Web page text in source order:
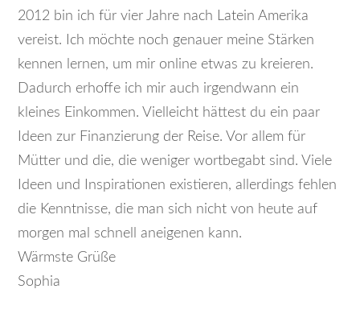
2012 bin ich für vier Jahre nach Latein Amerika
vereist. Ich möchte noch genauer meine Stärken
kennen lernen, um mir online etwas zu kreieren.
Dadurch erhoffe ich mir auch irgendwann ein
kleines Einkommen. Vielleicht hättest du ein paar
Ideen zur Finanzierung der Reise. Vor allem für
Mütter und die, die weniger wortbegabt sind. Viele
Ideen und Inspirationen existieren, allerdings fehlen
die Kenntnisse, die man sich nicht von heute auf
morgen mal schnell aneigenen kann.
Wärmste Grüße
Sophia